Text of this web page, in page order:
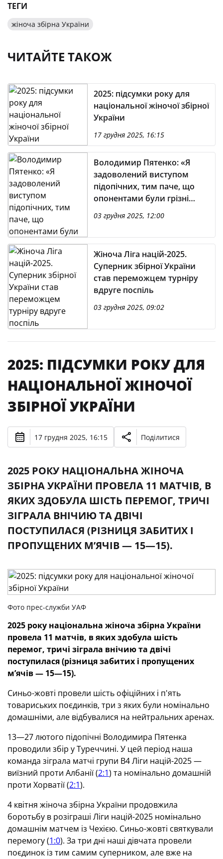
ТЕГИ
жіноча збірна України
ЧИТАЙТЕ ТАКОЖ
2025: підсумки року для
національної жіночої збірної
України
17 грудня 2025, 16:15
Володимир Пятенко: «Я
задоволений виступом
підопічних, тим паче, що
опонентами були грізні
збірні. Це був цінний
досвід»
03 грудня 2025, 12:00
Жіноча Ліга націй-2025.
Суперник збірної України
став переможцем турніру
вдруге поспіль
03 грудня 2025, 09:02
2025: ПІДСУМКИ РОКУ ДЛЯ
НАЦІОНАЛЬНОЇ ЖІНОЧОЇ
ЗБІРНОЇ УКРАЇНИ
17 грудня 2025, 16:15 Поділитися
2025 РОКУ НАЦІОНАЛЬНА ЖІНОЧА
ЗБІРНА УКРАЇНИ ПРОВЕЛА 11 МАТЧІВ, В
ЯКИХ ЗДОБУЛА ШІСТЬ ПЕРЕМОГ, ТРИЧІ
ЗІГРАЛА ВНІЧИЮ ТА ДВІЧІ
ПОСТУПИЛАСЯ (РІЗНИЦЯ ЗАБИТИХ І
ПРОПУЩЕНИХ М’ЯЧІВ — 15—15).
Фото прес-служби УАФ
2025 року національна жіноча збірна України
провела 11 матчів, в яких здобула шість
перемог, тричі зіграла внічию та двічі
поступилася (різниця забитих і пропущених
м’ячів — 15—15).
Синьо-жовті провели шість офіційних і п'ять
товариських поєдинків, три з яких були номінально
домашніми, але відбувалися на нейтральних аренах.
13—27 лютого підопічні Володимира Пятенка
проводили збір у Туреччині. У цей період наша
команда зіграла матчі групи В4 Ліги націй-2025 —
виїзний проти Албанії (2:1) та номінально домашній
проти Хорватії (2:1).
4 квітня жіноча збірна України продовжила
боротьбу в розіграші Ліги націй-2025 номінально
домашнім матчем із Чехією. Синьо-жовті святкували
перемогу (1:0). За три дні наші дівчата провели
поєдинок із тим самим суперником, але вже на